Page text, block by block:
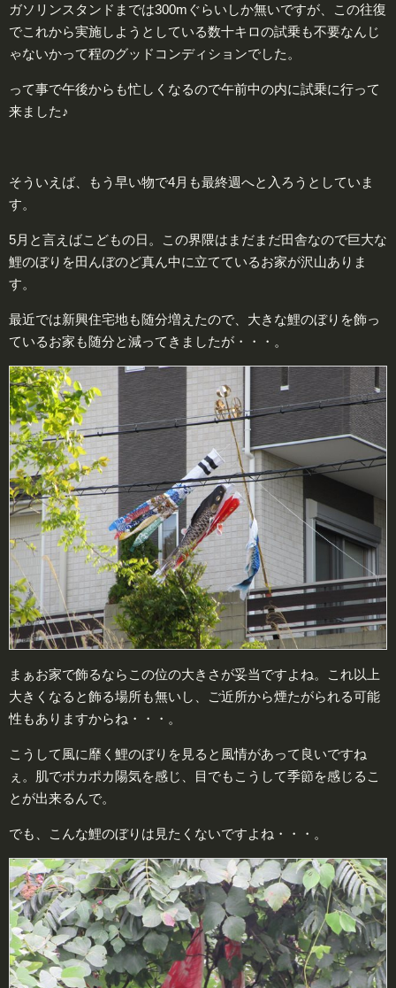
ガソリンスタンドまでは300mぐらいしか無いですが、この往復
でこれから実施しようとしている数十キロの試乗も不要なんじ
ゃないかって程のグッドコンディションでした。
って事で午後からも忙しくなるので午前中の内に試乗に行って
来ました♪
そういえば、もう早い物で4月も最終週へと入ろうとしていま
す。
5月と言えばこどもの日。この界隈はまだまだ田舎なので巨大な
鯉のぼりを田んぼのど真ん中に立てているお家が沢山ありま
す。
最近では新興住宅地も随分増えたので、大きな鯉のぼりを飾っ
ているお家も随分と減ってきましたが・・・。
まぁお家で飾るならこの位の大きさが妥当ですよね。これ以上
大きくなると飾る場所も無いし、ご近所から煙たがられる可能
性もありますからね・・・。
こうして風に靡く鯉のぼりを見ると風情があって良いですね
ぇ。肌でポカポカ陽気を感じ、目でもこうして季節を感じるこ
とが出来るんで。
でも、こんな鯉のぼりは見たくないですよね・・・。